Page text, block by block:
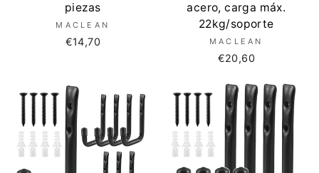
piezas
MACLEAN
€14,70
acero, carga máx.
22kg/soporte
MACLEAN
€20,60